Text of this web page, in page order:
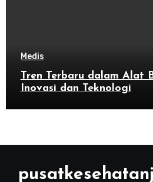
Medis
Tren Terbaru dalam Alat
Inovasi dan Teknologi